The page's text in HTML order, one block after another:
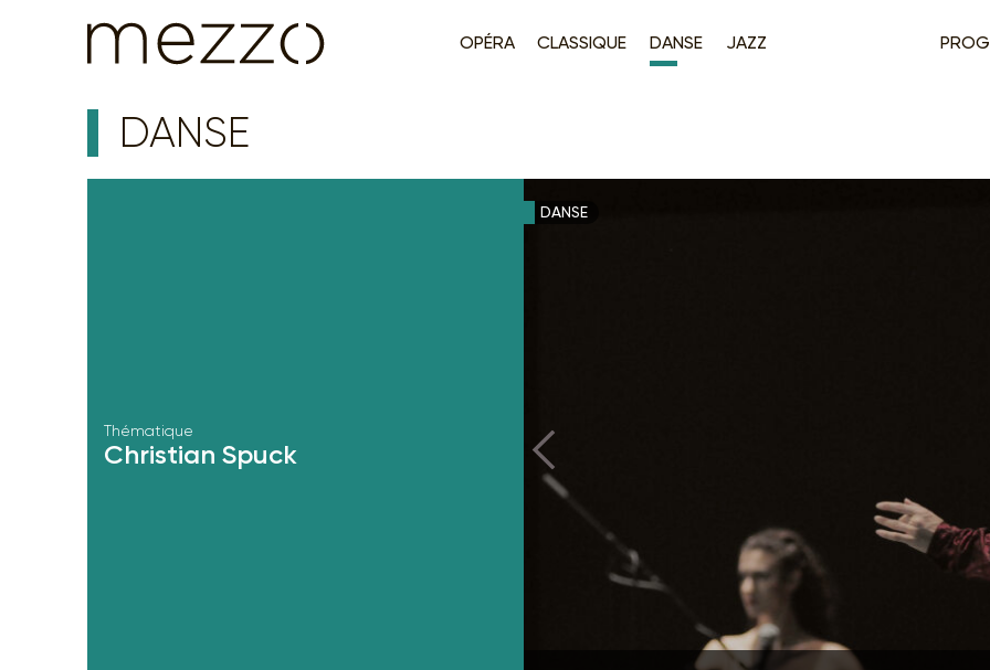
OPÉRA CLASSIQUE DANSE JAZZ
DANSE
Thématique
Christian Spuck Précédent
DANSE